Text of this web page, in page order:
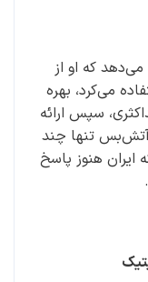
که او از
می‌کرد، بهره
سپس ارائه
آتش‌بس تنها چند
ایران هنوز پاسخ